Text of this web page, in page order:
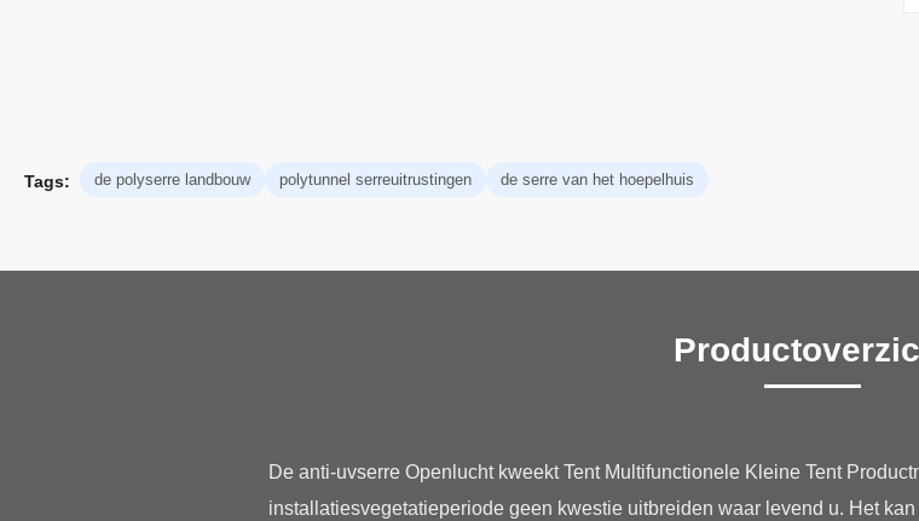
Tags: de polyserre landbouw polytunnel serreuitrustingen de serre van het hoepelhuis
De anti-uvserre Openlucht kweekt Tent Multifunctionele Kleine Tent
installatiesvegetatieperiode geen kwestie uitbreiden waar levend u. Het